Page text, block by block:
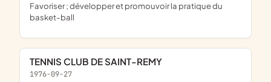
favoriser ; développer et promouvoir la pratique du
basket-ball
TENNIS CLUB DE SAINT-REMY
1976-09-27